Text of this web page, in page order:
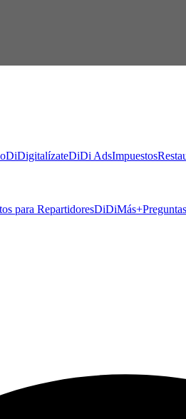
DiDigitalízateDiDi AdsImpuestos
para RepartidoresDiDiMás+